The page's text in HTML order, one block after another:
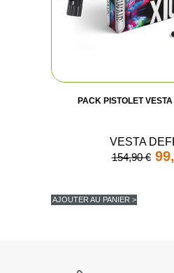
PACK PISTOLET
VESTA
154,90 €
AJOUTER AU PANIER >